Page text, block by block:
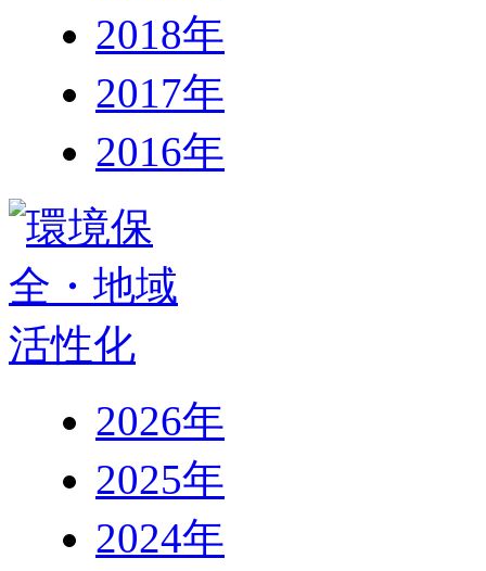
2018年
2017年
2016年
2026年
2025年
2024年